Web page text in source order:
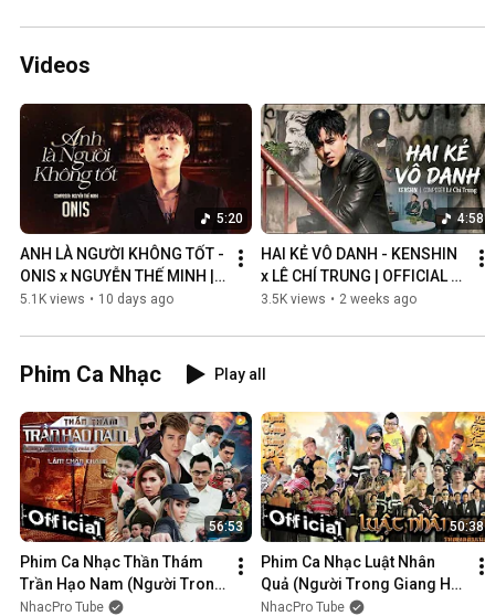
Videos
5:20
ANH LÀ NGƯỜI KHÔNG TỐT -
ONIS x NGUYỄN THẾ MINH |
OFFICIAL MV
5.1K views • 10 days ago
4:58
HAI KẺ VÔ DANH - KENSHIN
x LÊ CHÍ TRUNG | OFFICIAL
MUSIC VIDEO
3.5K views • 2 weeks ago
Phim Ca Nhạc Play all
56:53
Phim Ca Nhạc Thần Thám
Trần Hạo Nam (Người Trong
Giang Hồ 5) - Lâm Chấn
NhacPro Tube
50:38
Phim Ca Nhạc Luật Nhân
Quả (Người Trong Giang Hồ
4) - Lâm Chấn Khang 2016
NhacPro Tube